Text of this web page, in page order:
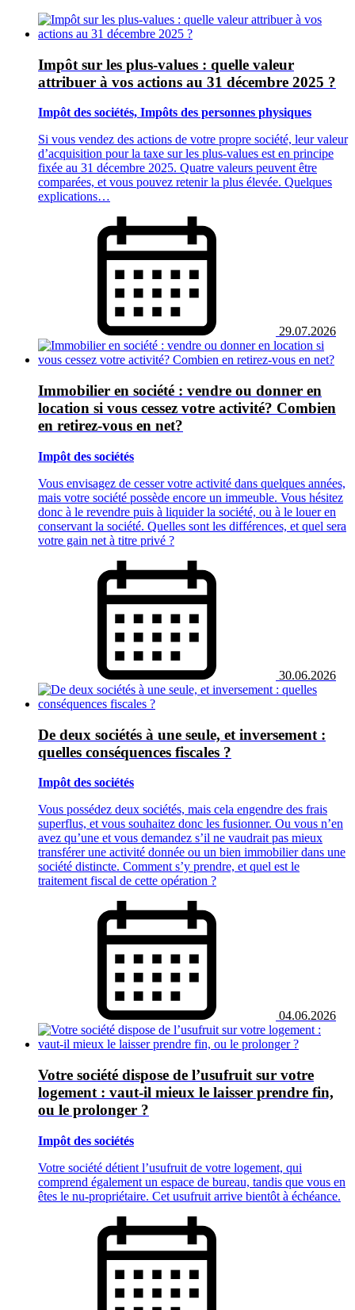
Impôt sur les plus-values : quelle valeur
attribuer à vos actions au 31 décembre 2025 ?
Impôt des sociétés, Impôts des personnes physiques
Si vous vendez des actions de votre propre société, leur valeur
d’acquisition pour la taxe sur les plus-values est en principe
fixée au 31 décembre 2025. Quatre valeurs peuvent être
comparées, et vous pouvez retenir la plus élevée. Quelques
explications…
29.07.2026
Immobilier en société : vendre ou donner en
location si vous cessez votre activité? Combien
en retirez-vous en net?
Impôt des sociétés
Vous envisagez de cesser votre activité dans quelques années,
mais votre société possède encore un immeuble. Vous hésitez
donc à le revendre puis à liquider la société, ou à le louer en
conservant la société. Quelles sont les différences, et quel sera
votre gain net à titre privé ?
30.06.2026
De deux sociétés à une seule, et inversement :
quelles conséquences fiscales ?
Impôt des sociétés
Vous possédez deux sociétés, mais cela engendre des frais
superflus, et vous souhaitez donc les fusionner. Ou vous n’en
avez qu’une et vous demandez s’il ne vaudrait pas mieux
transférer une activité donnée ou un bien immobilier dans une
société distincte. Comment s’y prendre, et quel est le
traitement fiscal de cette opération ?
04.06.2026
Votre société dispose de l’usufruit sur votre
logement : vaut-il mieux le laisser prendre fin,
ou le prolonger ?
Impôt des sociétés
Votre société détient l’usufruit de votre logement, qui
comprend également un espace de bureau, tandis que vous en
êtes le nu-propriétaire. Cet usufruit arrive bientôt à échéance.